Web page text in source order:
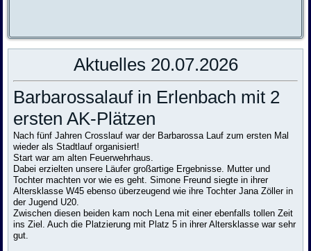
Aktuelles 20.07.2026
Barbarossalauf in Erlenbach mit 2
ersten AK-Plätzen
Nach fünf Jahren Crosslauf war der Barbarossa Lauf zum ersten Mal
wieder als Stadtlauf organisiert!
Start war am alten Feuerwehrhaus.
Dabei erzielten unsere Läufer großartige Ergebnisse. Mutter und
Tochter machten vor wie es geht. Simone Freund siegte in ihrer
Altersklasse W45 ebenso überzeugend wie ihre Tochter Jana Zöller in
der Jugend U20.
Zwischen diesen beiden kam noch Lena mit einer ebenfalls tollen Zeit
ins Ziel. Auch die Platzierung mit Platz 5 in ihrer Altersklasse war sehr
gut.